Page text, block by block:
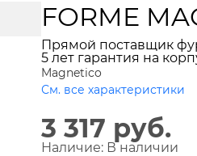
FORME
Прямой поставщик
5 лет гарантия на
Magnetico
См. все характеристики
3 317 руб.
Наличие: В наличии